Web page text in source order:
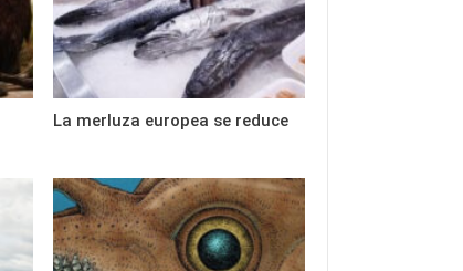
La merluza europea se reduce